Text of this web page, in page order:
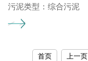
污泥类型：综合污泥
首页 上一页